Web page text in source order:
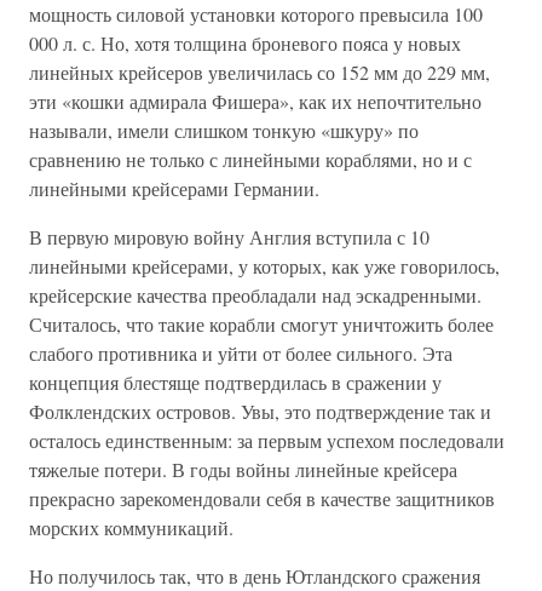
мощность силовой установки которого превысила 100
000 л. с. Но, хотя толщина броневого пояса у новых
линейных крейсеров увеличилась со 152 мм до 229 мм,
эти «кошки адмирала Фишера», как их непочтительно
называли, имели слишком тонкую «шкуру» по
сравнению не только с линейными кораблями, но и с
линейными крейсерами Германии.
В первую мировую войну Англия вступила с 10
линейными крейсерами, у которых, как уже говорилось,
крейсерские качества преобладали над эскадренными.
Считалось, что такие корабли смогут уничтожить более
слабого противника и уйти от более сильного. Эта
концепция блестяще подтвердилась в сражении у
Фолклендских островов. Увы, это подтверждение так и
осталось единственным: за первым успехом последовали
тяжелые потери. В годы войны линейные крейсера
прекрасно зарекомендовали себя в качестве защитников
морских коммуникаций.
Но получилось так, что в день Ютландского сражения